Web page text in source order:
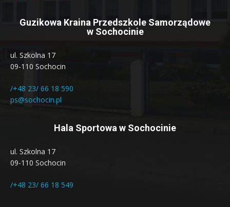
Guzikowa Kraina Przedszkole Samorządowe
w Sochocinie
ul. Szkolna 17
09-110 Sochocin
/+48 23/ 66 18 590
ps@sochocin.pl
Hala Sportowa w Sochocinie
ul. Szkolna 17
09-110 Sochocin
/+48 23/ 66 18 549